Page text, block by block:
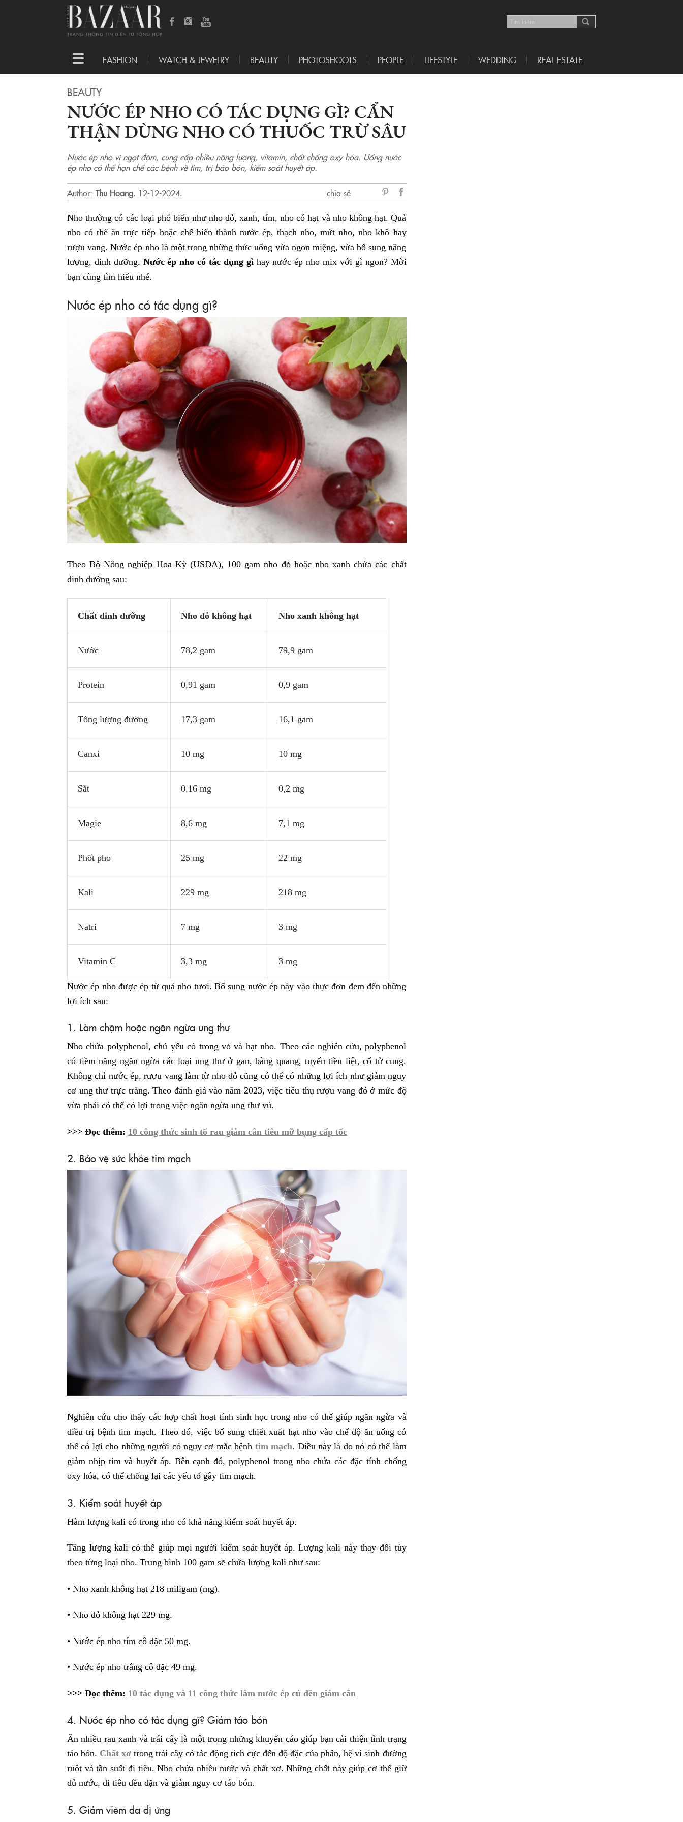
Toggle
navigation
FASHION WATCH & JEWELRY BEAUTY PHOTOSHOOTS PEOPLE LIFESTYLE WEDDING REAL ESTATE
BEAUTY
NƯỚC ÉP NHO CÓ TÁC DỤNG GÌ? CẨN
THẬN DÙNG NHO CÓ THUỐC TRỪ SÂU
Nước ép nho vị ngọt đậm, cung cấp nhiều năng lượng, vitamin, chất chống oxy hóa. Uống nước
ép nho có thể hạn chế các bệnh về tim, trị báo bón, kiểm soát huyết áp.
Author: Thu Hoang. 12-12-2024.
chia sẻ
Facebook
Nho thường có các loại phổ biến như nho đỏ, xanh, tím, nho có hạt và nho không hạt. Quả
nho có thể ăn trực tiếp hoặc chế biến thành nước ép, thạch nho, mứt nho, nho khô hay
rượu vang. Nước ép nho là một trong những thức uống vừa ngon miệng, vừa bổ sung năng
lượng, dinh dưỡng. Nước ép nho có tác dụng gìhay nước ép nho mix với gì ngon? Mời
bạn cùng tìm hiểu nhé.
Nước ép nho có tác dụng gì?
Theo Bộ Nông nghiệp Hoa Kỳ (USDA), 100 gam nho đỏ hoặc nho xanh chứa các chất
dinh dưỡng sau:
Chất dinh dưỡng Nho đỏ không hạt Nho xanh không hạt
Nước 78,2 gam 79,9 gam
Protein 0,91 gam 0,9 gam
Tổng lượng đường 17,3 gam 16,1 gam
Canxi 10 mg 10 mg
Sắt 0,16 mg 0,2 mg
Magie 8,6 mg 7,1 mg
Phốt pho 25 mg 22 mg
Kali 229 mg 218 mg
Natri 7 mg 3 mg
Vitamin C 3,3 mg 3 mg
Nước ép nho được ép từ quả nho tươi. Bổ sung nước ép này vào thực đơn đem đến những
lợi ích sau:
1. Làm chậm hoặc ngăn ngừa ung thư
Nho chứa polyphenol, chủ yếu có trong vỏ và hạt nho. Theo các nghiên cứu, polyphenol
có tiềm năng ngăn ngừa các loại ung thư ở gan, bàng quang, tuyến tiền liệt, cổ tử cung.
Không chỉ nước ép, rượu vang làm từ nho đỏ cũng có thể có những lợi ích như giảm nguy
cơ ung thư trực tràng. Theo đánh giá vào năm 2023, việc tiêu thụ rượu vang đỏ ở mức độ
vừa phải có thể có lợi trong việc ngăn ngừa ung thư vú.
>>> Đọc thêm: 10 công thức sinh tố rau giảm cân tiêu mỡ bụng cấp tốc
2. Bảo vệ sức khỏe tim mạch
Nghiên cứu cho thấy các hợp chất hoạt tính sinh học trong nho có thể giúp ngăn ngừa và
điều trị bệnh tim mạch. Theo đó, việc bổ sung chiết xuất hạt nho vào chế độ ăn uống có
thể có lợi cho những người có nguy cơ mắc bệnh tim mạch. Điều này là do nó có thể làm
giảm nhịp tim và huyết áp. Bên cạnh đó, polyphenol trong nho chứa các đặc tính chống
oxy hóa, có thể chống lại các yếu tố gây tim mạch.
3. Kiểm soát huyết áp
Hàm lượng kali có trong nho có khả năng kiểm soát huyết áp.
Tăng lượng kali có thể giúp mọi người kiểm soát huyết áp. Lượng kali này thay đổi tùy
theo từng loại nho. Trung bình 100 gam sẽ chứa lượng kali như sau:
• Nho xanh không hạt 218 miligam (mg).
• Nho đỏ không hạt 229 mg.
• Nước ép nho tím cô đặc 50 mg.
• Nước ép nho trắng cô đặc 49 mg.
>>> Đọc thêm: 10 tác dụng và 11 công thức làm nước ép củ dền giảm cân
4. Nước ép nho có tác dụng gì? Giảm táo bón
Ăn nhiều rau xanh và trái cây là một trong những khuyến cáo giúp bạn cải thiện tình trạng
táo bón. Chất xơ trong trái cây có tác động tích cực đến độ đặc của phân, hệ vi sinh đường
ruột và tần suất đi tiêu. Nho chứa nhiều nước và chất xơ. Những chất này giúp cơ thể giữ
đủ nước, đi tiêu đều đặn và giảm nguy cơ táo bón.
5. Giảm viêm da dị ứng